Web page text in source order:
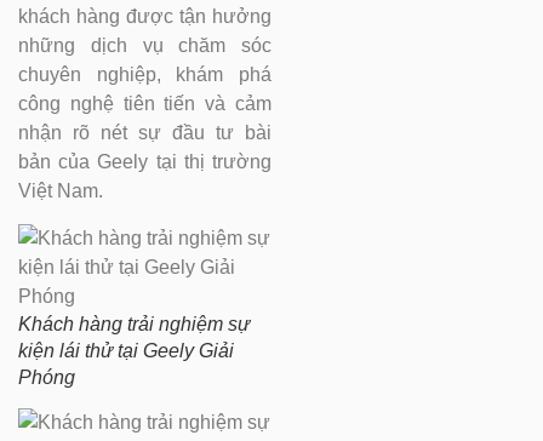
khách hàng được tận hưởng
những dịch vụ chăm sóc
chuyên nghiệp, khám phá
công nghệ tiên tiến và cảm
nhận rõ nét sự đầu tư bài
bản của Geely tại thị trường
Việt Nam.
Khách hàng trải nghiệm sự
kiện lái thử tại Geely Giải
Phóng